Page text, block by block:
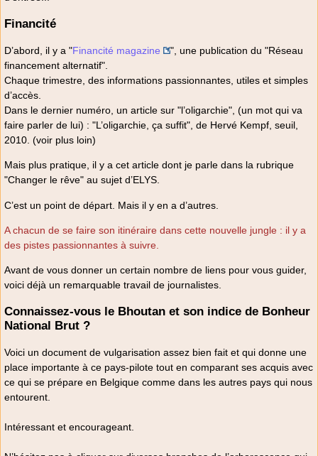
Financité
D’abord, il y a "Financité magazine
", une publication du "Réseau
financement alternatif".
Chaque trimestre, des informations passionnantes, utiles et simples
d’accès.
Dans le dernier numéro, un article sur "l’oligarchie", (un mot qui va
faire parler de lui) : "L’oligarchie, ça suffit", de Hervé Kempf, seuil,
2010. (voir plus loin)
Mais plus pratique, il y a cet article dont je parle dans la rubrique
"Changer le rêve" au sujet d’ELYS.
C’est un point de départ. Mais il y en a d’autres.
A chacun de se faire son itinéraire dans cette nouvelle jungle : il y a
des pistes passionnantes à suivre.
Avant de vous donner un certain nombre de liens pour vous guider,
voici déjà un remarquable travail de journalistes.
Connaissez-vous le Bhoutan et son indice de Bonheur
National Brut ?
Voici un document de vulgarisation assez bien fait et qui donne une
place importante à ce pays-pilote tout en comparant ses acquis avec
ce qui se prépare en Belgique comme dans les autres pays qui nous
entourent.
Intéressant et encourageant.